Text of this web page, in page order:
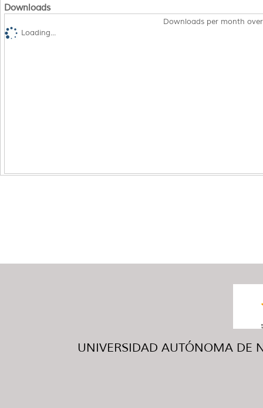
Downloads
Downloads per month
Loading...
UNIVERSIDAD AUTÓNOMA DE